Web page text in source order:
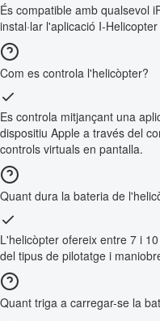
És compatible amb qualsevol
instal·lar l'aplicació I-
Com es controla l'helicòpter?
Es controla mitjançant una
dispositiu Apple a través del
controls virtuals en pantalla.
Quant dura la bateria de
L'helicòpter ofereix entre 7 i
del tipus de pilotatge i
Quant triga a carregar-se la